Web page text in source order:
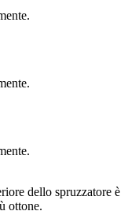
dello spruzzatore è
ottone.